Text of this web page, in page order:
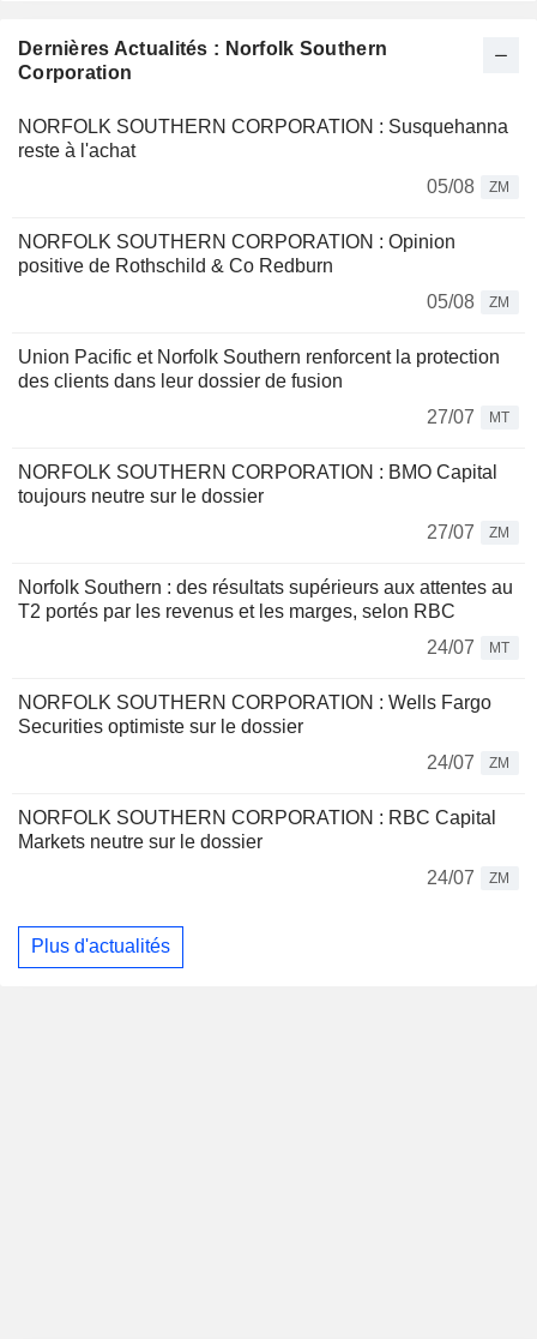
Dernières Actualités : Norfolk Southern
Corporation
NORFOLK SOUTHERN CORPORATION : Susquehanna
reste à l'achat
05/08
ZM
NORFOLK SOUTHERN CORPORATION : Opinion
positive de Rothschild & Co Redburn
05/08
ZM
Union Pacific et Norfolk Southern renforcent la protection
des clients dans leur dossier de fusion
27/07
MT
NORFOLK SOUTHERN CORPORATION : BMO Capital
toujours neutre sur le dossier
27/07
ZM
Norfolk Southern : des résultats supérieurs aux attentes au
T2 portés par les revenus et les marges, selon RBC
24/07
MT
NORFOLK SOUTHERN CORPORATION : Wells Fargo
Securities optimiste sur le dossier
24/07
ZM
NORFOLK SOUTHERN CORPORATION : RBC Capital
Markets neutre sur le dossier
24/07
ZM
Plus d'actualités